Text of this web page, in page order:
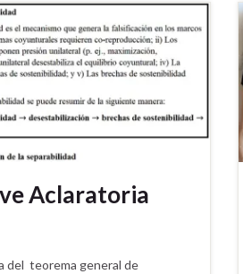
Aclaratoria
del teorema general de